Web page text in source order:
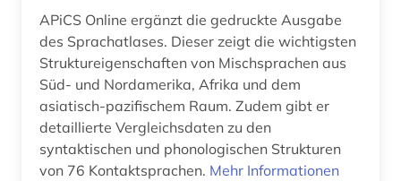
indianersprachen (1)
indigene völker (1)
indigenes volk (2)
indisches theater (1)
indoarische sprachen (1)
APiCS Online ergänzt die gedruckte Ausgabe
des Sprachatlases. Dieser zeigt die wichtigsten
Struktureigenschaften von Mischsprachen aus
Süd- und Nordamerika, Afrika und dem
asiatisch-pazifischem Raum. Zudem gibt er
detaillierte Vergleichsdaten zu den
syntaktischen und phonologischen Strukturen
von 76 Kontaktsprachen. Mehr Informationen